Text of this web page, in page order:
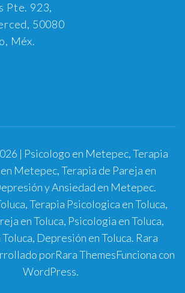
Pte. 923,
50080
Méx.
| Psicologo en Metepec, Terapia
Metepec, Terapia de Pareja en
y Ansiedad en Metepec.
Terapia Psicologica en Toluca,
en Toluca, Psicologia en Toluca,
Depresión en Toluca. Rara
porRara ThemesFunciona con
WordPress.